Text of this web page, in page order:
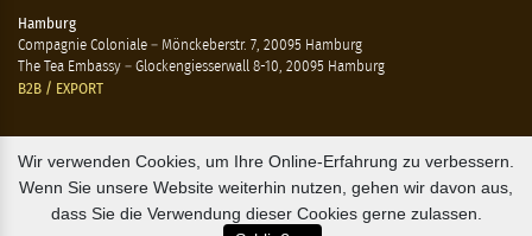
Hamburg
Compagnie Coloniale – Mönckeberstr. 7, 20095 Hamburg
The Tea Embassy – Glockengiesserwall 8-10, 20095 Hamburg
B2B / EXPORT
sales@osterlandsk.dk
PRIVATER VERBRAUCHER / WEBSHOP
Wir verwenden Cookies, um Ihre Online-Erfahrung zu verbessern.
Wenn Sie unsere Website weiterhin nutzen, gehen wir davon aus,
dass Sie die Verwendung dieser Cookies gerne zulassen.